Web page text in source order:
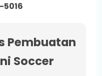
Pembuatan
Soccer